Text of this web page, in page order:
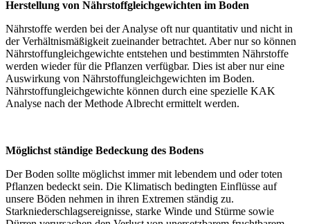
Herstellung von Nährstoffgleichgewichten im Boden
Nährstoffe werden bei der Analyse oft nur quantitativ und nicht in
der Verhältnismäßigkeit zueinander betrachtet. Aber nur so können
Nährstoffungleichgewichte entstehen und bestimmten Nährstoffe
werden wieder für die Pflanzen verfügbar. Dies ist aber nur eine
Auswirkung von Nährstoffungleichgewichten im Boden.
Nährstoffungleichgewichte können durch eine spezielle KAK
Analyse nach der Methode Albrecht ermittelt werden.
Möglichst ständige Bedeckung des Bodens
Der Boden sollte möglichst immer mit lebendem und oder toten
Pflanzen bedeckt sein. Die Klimatisch bedingten Einflüsse auf
unsere Böden nehmen in ihren Extremen ständig zu.
Starkniederschlagsereignisse, starke Winde und Stürme sowie